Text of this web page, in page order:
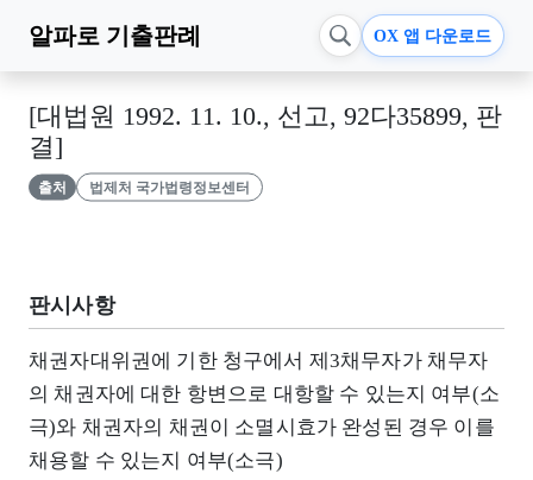
알파로 기출판례 OX 앱 다운로드
[대법원 1992. 11. 10., 선고, 92다35899, 판
결]
출처 법제처 국가법령정보센터
판시사항
채권자대위권에 기한 청구에서 제3채무자가 채무자
의 채권자에 대한 항변으로 대항할 수 있는지 여부(소
극)와 채권자의 채권이 소멸시효가 완성된 경우 이를
채용할 수 있는지 여부(소극)